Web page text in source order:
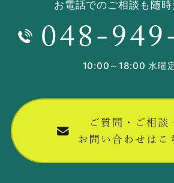
お電話でのご相談も随時
10:00～18:00 水曜